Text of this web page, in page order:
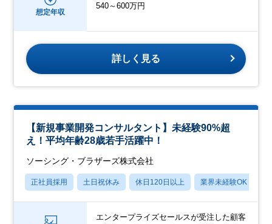
想定年収
540～600万円
詳しく見る
【新規事業開発コンサルタント】未経験90%超
え！平均年齢28歳若手活躍中！
ソーシング・ブラザーズ株式会社
正社員採用 土日祝休み 休日120日以上 業界未経験OK
エンタープライズセールスが受注した顧客